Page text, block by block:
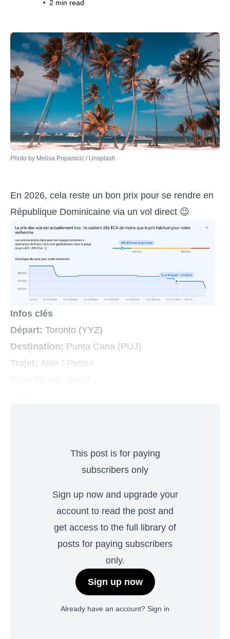
• 2 min read
Photo by Melisa Popanicic / Unsplash
En 2026, cela reste un bon prix pour se rendre en
République Dominicaine via un vol direct 😉
Infos clés
Départ: Toronto (YYZ)
Destination: Punta Cana (PUJ)
Trajet: Aller / Retour
This post is for paying
subscribers only
Sign up now and upgrade your
account to read the post and
get access to the full library of
posts for paying subscribers
only.
Sign up now
Already have an account? Sign in